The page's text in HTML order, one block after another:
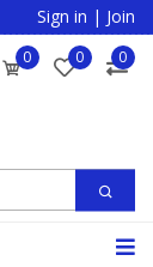
Sign in | Join
0 0 0